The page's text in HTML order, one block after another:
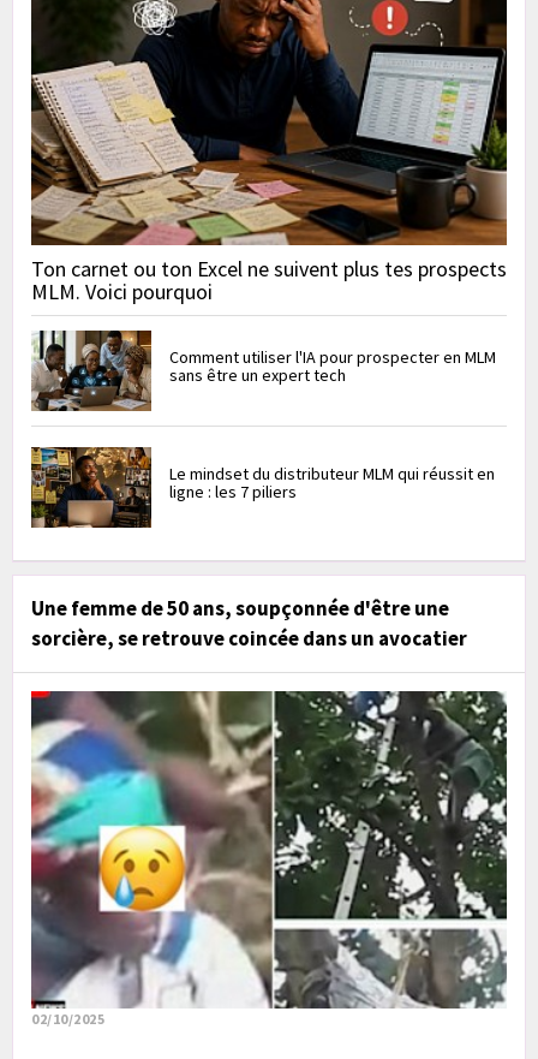
Ton carnet ou ton Excel ne suivent plus tes prospects
MLM. Voici pourquoi
Comment utiliser l'IA pour prospecter en MLM
sans être un expert tech
Le mindset du distributeur MLM qui réussit en
ligne : les 7 piliers
Une femme de 50 ans, soupçonnée d'être une
sorcière, se retrouve coincée dans un avocatier
02/10/2025